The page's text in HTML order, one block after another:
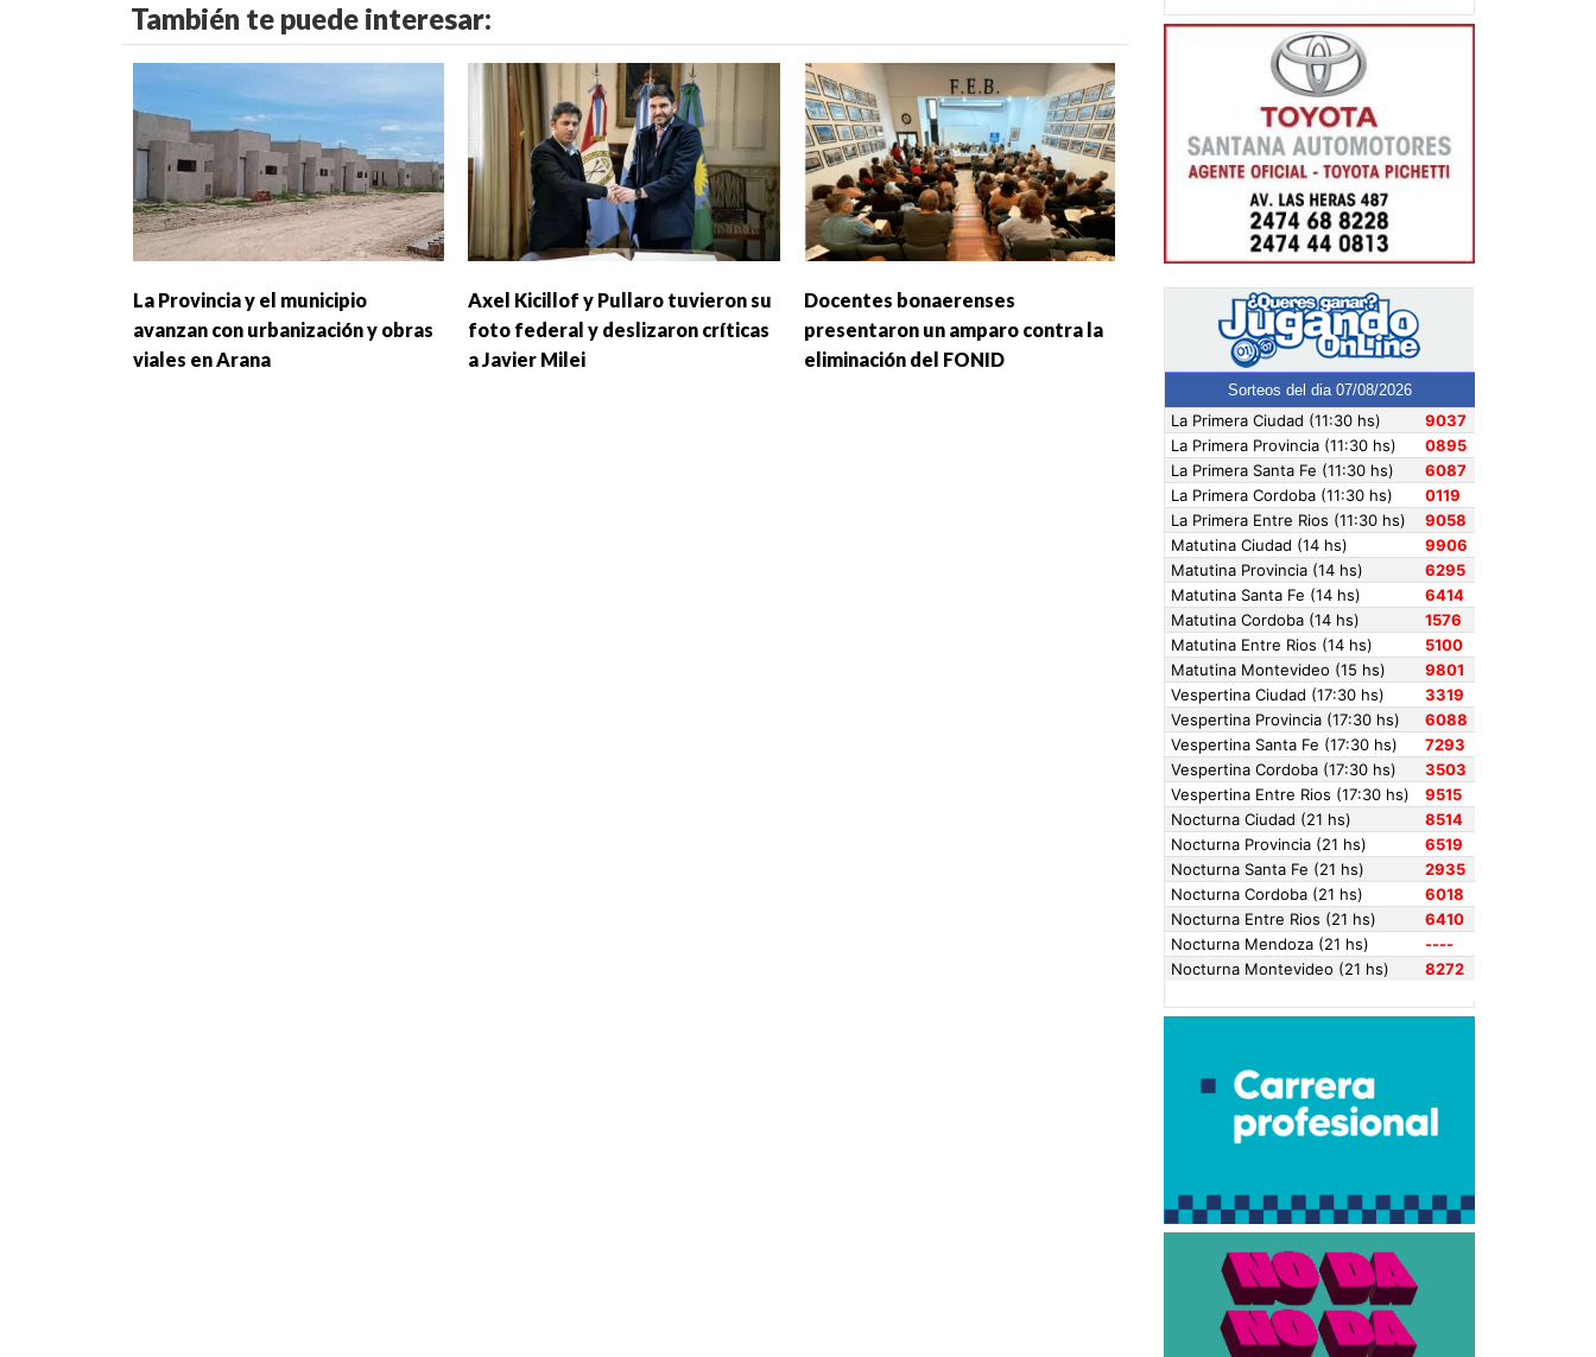
También te puede interesar:
La Provincia y el municipio
avanzan con urbanización y obras
viales en Arana
Axel Kicillof y Pullaro tuvieron su
foto federal y deslizaron críticas
a Javier Milei
Docentes bonaerenses
presentaron un amparo contra la
eliminación del FONID